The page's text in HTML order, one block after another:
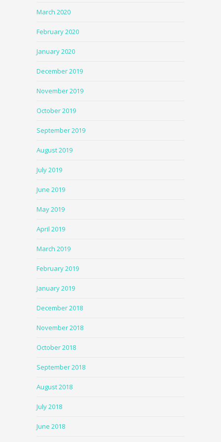
March 2020
February 2020
January 2020
December 2019
November 2019
October 2019
September 2019
August 2019
July 2019
June 2019
May 2019
April 2019
March 2019
February 2019
January 2019
December 2018
November 2018
October 2018
September 2018
August 2018
July 2018
June 2018